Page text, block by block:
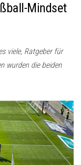
Mindset
viele, Ratgeber für
wurden die beiden